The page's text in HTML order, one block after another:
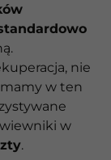
nie
w ten
w
.